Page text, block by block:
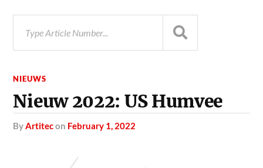
NIEUWS
Nieuw 2022: US Humvee
byArtitecon February 1, 2022